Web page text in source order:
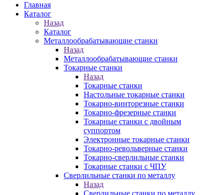
Главная
Каталог
Назад
Каталог
Металлообрабатывающие станки
Назад
Металлообрабатывающие станки
Токарные станки
Назад
Токарные станки
Настольные токарные станки
Токарно-винторезные станки
Токарно-фрезерные станки
Токарные станки с двойным
суппортом
Электронные токарные станки
Токарно-револьверные станки
Токарно-сверлильные станки
Токарные станки с ЧПУ
Сверлильные станки по металлу
Назад
Сверлильные станки по металлу